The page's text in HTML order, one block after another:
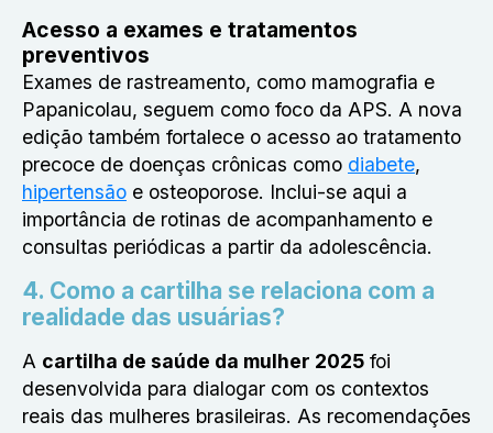
Acesso a exames e tratamentos
preventivos
Exames de rastreamento, como mamografia e
Papanicolau, seguem como foco da APS. A nova
edição também fortalece o acesso ao tratamento
precoce de doenças crônicas como diabete,
hipertensão e osteoporose. Inclui-se aqui a
importância de rotinas de acompanhamento e
consultas periódicas a partir da adolescência.
4. Como a cartilha se relaciona com a
realidade das usuárias?
A cartilha de saúde da mulher 2025 foi
desenvolvida para dialogar com os contextos
reais das mulheres brasileiras. As recomendações